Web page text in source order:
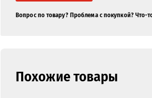
Вопрос по товару? Проблема с покупкой? Что-
Похожие товары